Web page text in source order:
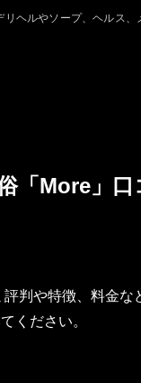
リヘルやソープ、ヘルス
「More」
判や特徴、料金
ください。